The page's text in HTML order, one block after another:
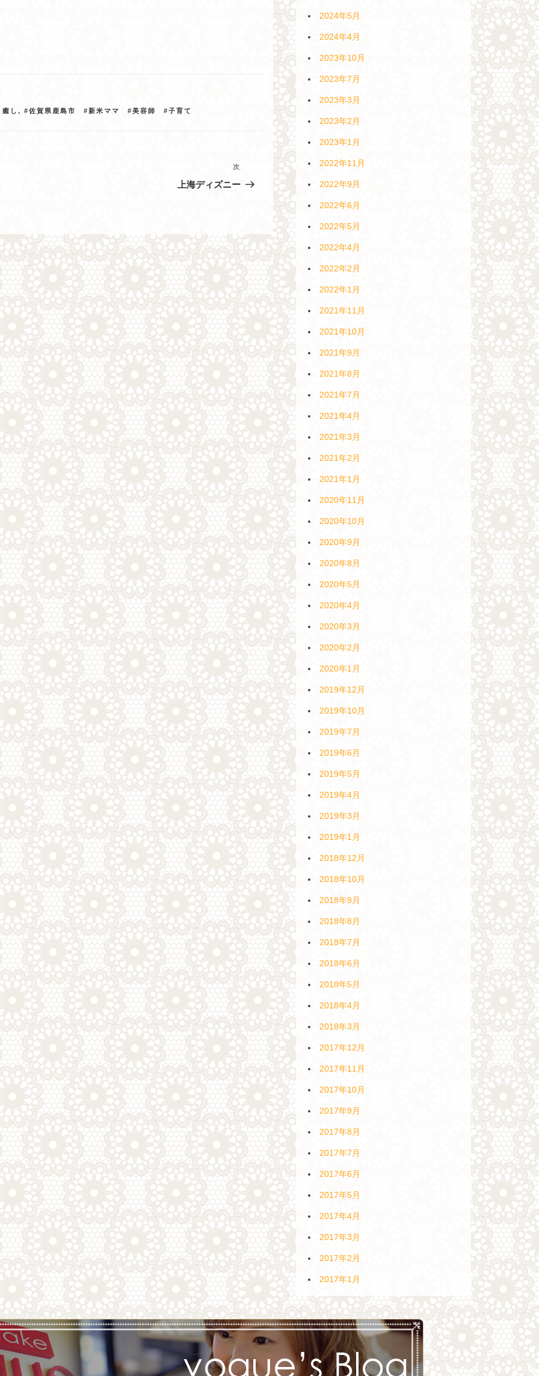
癒し,#佐賀県鹿島市 #新米ママ #美容師 #子育て
次
上海ディズニー
2024年5月
2024年4月
2023年10月
2023年7月
2023年3月
2023年2月
2023年1月
2022年11月
2022年9月
2022年6月
2022年5月
2022年4月
2022年2月
2022年1月
2021年11月
2021年10月
2021年9月
2021年8月
2021年7月
2021年4月
2021年3月
2021年2月
2021年1月
2020年11月
2020年10月
2020年9月
2020年8月
2020年5月
2020年4月
2020年3月
2020年2月
2020年1月
2019年12月
2019年10月
2019年7月
2019年6月
2019年5月
2019年4月
2019年3月
2019年1月
2018年12月
2018年10月
2018年9月
2018年8月
2018年7月
2018年6月
2018年5月
2018年4月
2018年3月
2017年12月
2017年11月
2017年10月
2017年9月
2017年8月
2017年7月
2017年6月
2017年5月
2017年4月
2017年3月
2017年2月
2017年1月